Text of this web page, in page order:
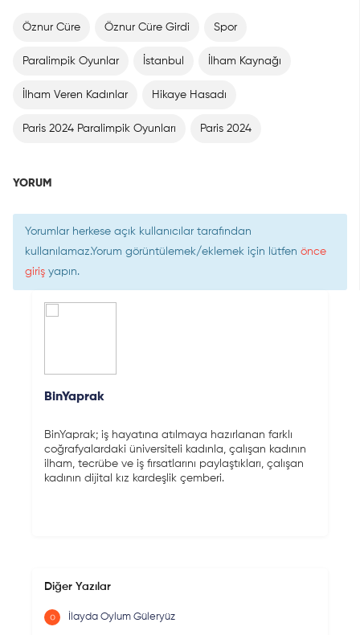
Öznur Cüre Öznur Cüre Girdi Spor
Paralimpik Oyunlar İstanbul İlham Kaynağı
İlham Veren Kadınlar Hikaye Hasadı
Paris 2024 Paralimpik Oyunları Paris 2024
YORUM
Yorumlar herkese açık kullanıcılar tarafından
kullanılamaz.Yorum görüntülemek/eklemek için lütfen önce
giriş yapın.
BinYaprak
BinYaprak; iş hayatına atılmaya hazırlanan farklı
coğrafyalardaki üniversiteli kadınla, çalışan kadının
ilham, tecrübe ve iş fırsatlarını paylaştıkları, çalışan
kadının dijital kız kardeşlik çemberi.
Diğer Yazılar
İlayda Oylum Güleryüz